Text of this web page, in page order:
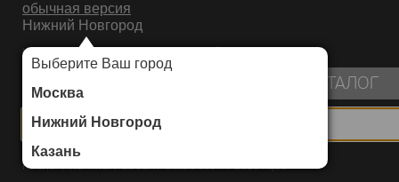
обычная версия
Нижний Новгород
Выберите Ваш город
Москва
Нижний Новгород
Казань
ИНТЕРНЕТ-МАГАЗИН НАПОЛЬНЫХ ПОКРЫТИЙ
КАТАЛОГ
Каталог/Ламинат/EGGER/Classic 833 4V 2026 Aqua+